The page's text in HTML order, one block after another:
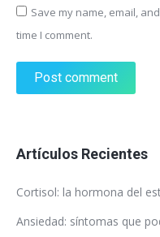
Save my name, email,
time I comment.
Post comment
Artículos Recientes
Cortisol: la hormona del
Ansiedad: síntomas que